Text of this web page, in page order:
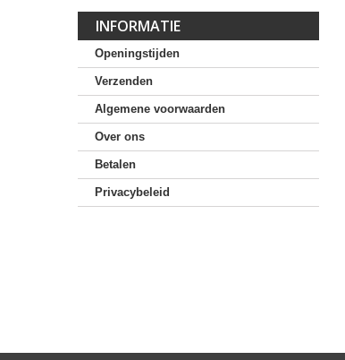
INFORMATIE
Openingstijden
Verzenden
Algemene voorwaarden
Over ons
Betalen
Privacybeleid